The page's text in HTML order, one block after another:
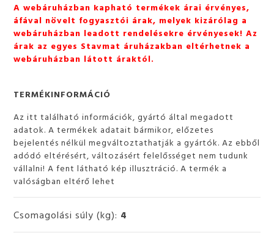
A webáruházban kapható termékek árai érvényes,
áfával növelt fogyasztói árak, melyek kizárólag a
webáruházban leadott rendelésekre érvényesek! Az
árak az egyes Stavmat áruházakban eltérhetnek a
webáruházban látott áraktól.
TERMÉKINFORMÁCIÓ
Az itt található információk, gyártó által megadott
adatok. A termékek adatait bármikor, előzetes
bejelentés nélkül megváltoztathatják a gyártók. Az ebből
adódó eltérésért, változásért felelősséget nem tudunk
vállalni! A fent látható kép illusztráció. A termék a
valóságban eltérő lehet
Csomagolási súly (kg): 4